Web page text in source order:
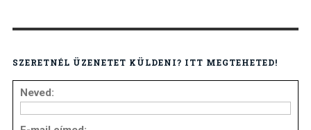
SZERETNÉL ÜZENETET KÜLDENI? ITT MEGTEHETED!
Neved: